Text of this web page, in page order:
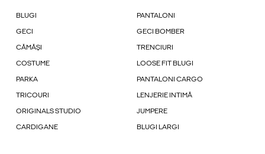
BLUGI PANTALONI
GECI GECI BOMBER
CĂMĂȘI TRENCIURI
COSTUME LOOSE FIT BLUGI
PARKA PANTALONI CARGO
TRICOURI LENJERIE INTIMĂ
ORIGINALS STUDIO JUMPERE
CARDIGANE BLUGI LARGI